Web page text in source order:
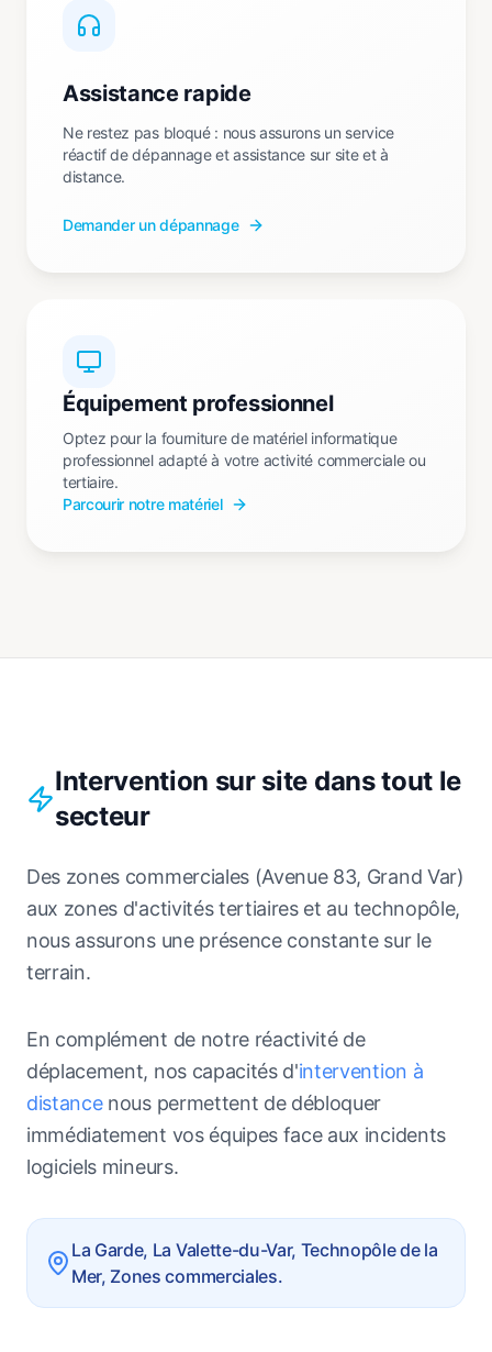
Assistance rapide
Ne restez pas bloqué : nous assurons un service
réactif de dépannage et assistance sur site et à
distance.
Demander un dépannage
Équipement professionnel
Optez pour la fourniture de matériel informatique
professionnel adapté à votre activité commerciale ou
tertiaire.
Parcourir notre matériel
Intervention sur site dans tout le
secteur
Des zones commerciales (Avenue 83, Grand Var)
aux zones d'activités tertiaires et au technopôle,
nous assurons une présence constante sur le
terrain.
En complément de notre réactivité de
déplacement, nos capacités d'intervention à
distancenous permettent de débloquer
immédiatement vos équipes face aux incidents
logiciels mineurs.
La Garde, La Valette-du-Var, Technopôle de la
Mer, Zones commerciales.